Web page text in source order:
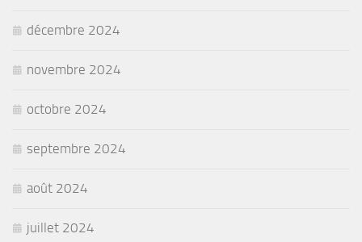
décembre 2024
novembre 2024
octobre 2024
septembre 2024
août 2024
juillet 2024